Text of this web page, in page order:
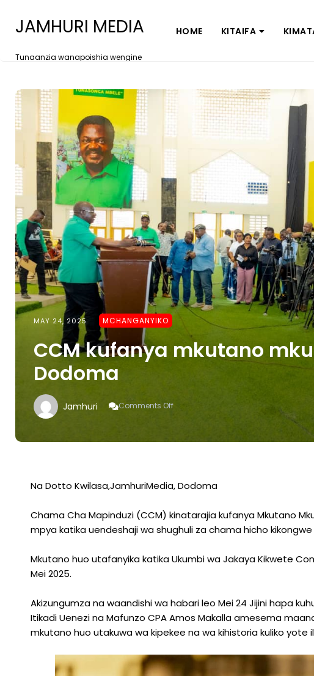
JAMHURI MEDIA
Tunaanzia wanapoishia wengine
HOME KITAIFA
MAY 24, 2025 MCHANGANYIKO
CCM kufanya mkutano
Dodoma
Jamhuri Comments Off
Jijini
Dodoma
Na Dotto Kwilasa,JamhuriMedia, Dodoma
Chama Cha Mapinduzi (CCM) kinatarajia kufanya Mkutano
mpya katika uendeshaji wa shughuli za chama hicho kikongwe
Mkutano huo utafanyika katika Ukumbi wa Jakaya Kikwete
Mei 2025.
Akizungumza na waandishi wa habari leo Mei 24 Jijini hapa
Itikadi Uenezi na Mafunzo CPA Amos Makalla amesema
mkutano huo utakuwa wa kipekee na wa kihistoria kuliko yote